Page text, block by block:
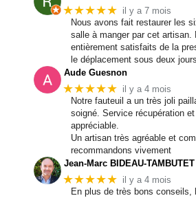
★★★★★ il y a 7 mois
Nous avons fait restaurer les
salle à manger par cet artisan.
entièrement satisfaits de la
le déplacement sous deux jours
Aude Guesnon
★★★★★ il y a 4 mois
Notre fauteuil a un très joli
soigné. Service récupération
appréciable.
Un artisan très agréable et
recommandons vivement
Jean-Marc BIDEAU-TAMBUTET
★★★★★ il y a 4 mois
En plus de très bons conseils,